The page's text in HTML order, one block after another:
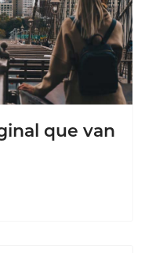
que van